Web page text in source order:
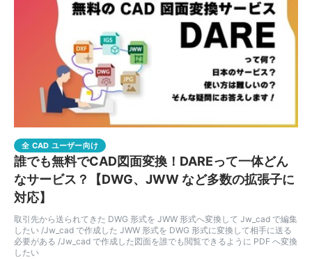
全 CAD ユーザー向け
誰でも無料でCAD図面変換！DAREって一体どん
なサービス？【DWG、JWW など多数の拡張子に
対応】
取引先から送られてきた DWG 形式を JWW 形式へ変換して Jw_cad で編集
したい /Jw_cad で作成した JWW 形式を DWG 形式に変換して相手に送る
必要がある /Jw_cad で作成した図面を誰でも閲覧できるように PDF へ変換
したい